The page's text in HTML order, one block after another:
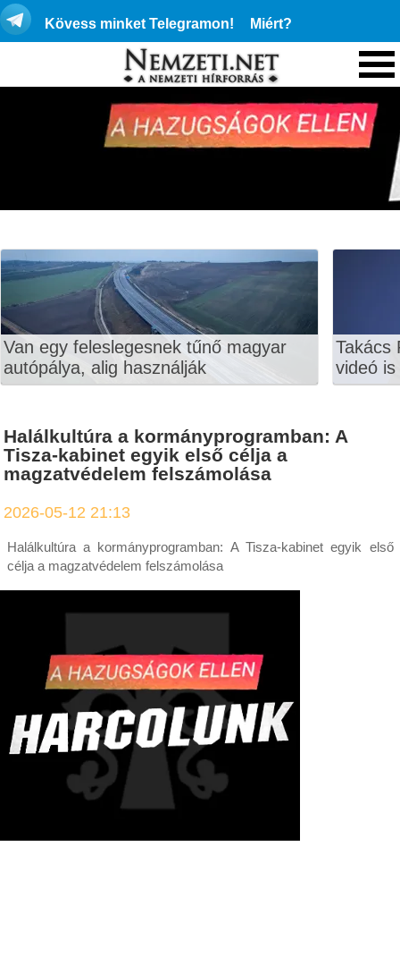
Kövess minket Telegramon! Miért?
Van egy feleslegesnek tűnő magyar
autópálya, alig használják
Takács
videó
Halálkultúra a kormányprogramban: A
Tisza-kabinet egyik első célja a
magzatvédelem felszámolása
2026-05-12 21:13
Halálkultúra a kormányprogramban: A Tisza-kabinet egyik első
célja a magzatvédelem felszámolása